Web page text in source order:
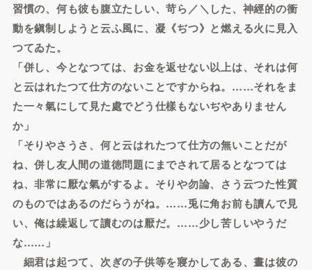
習慣の、何も彼も腹立たしい、苛ら／＼した、神經的の衝
動を鎭制しようと云ふ風に、凝《ぢつ》と燃える火に見入
つてゐた。
「併し、今となつては、お金を返せない以上は、それは何
と云はれたつて仕方のないことですからね。……それをま
た一々氣にして見た處でどう仕樣もないぢやありません
か」
「そりやさうさ、何と云はれたつて仕方の無いことだが
ね、併し友人間の道徳問題にまでされて居るとなつては
ね、非常に厭な氣がするよ。そりや勿論、さう云つた性質
のものではあるのだらうがね。……兎に角お前も讀んで見
い、俺は繰返して讀むのは厭だ。……少し苦しいやうだ
な……」
細君は起つて、次ぎの子供等を寢かしてある、晝は彼の